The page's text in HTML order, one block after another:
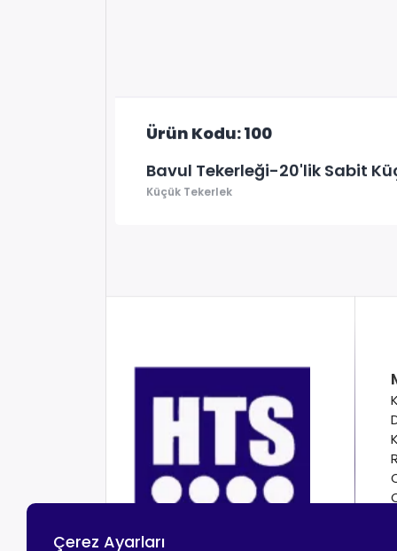
Ürün Kodu: 100
Bavul Tekerleği-20'lik Sabit
Küçük Tekerlek
Çerez Ayarları